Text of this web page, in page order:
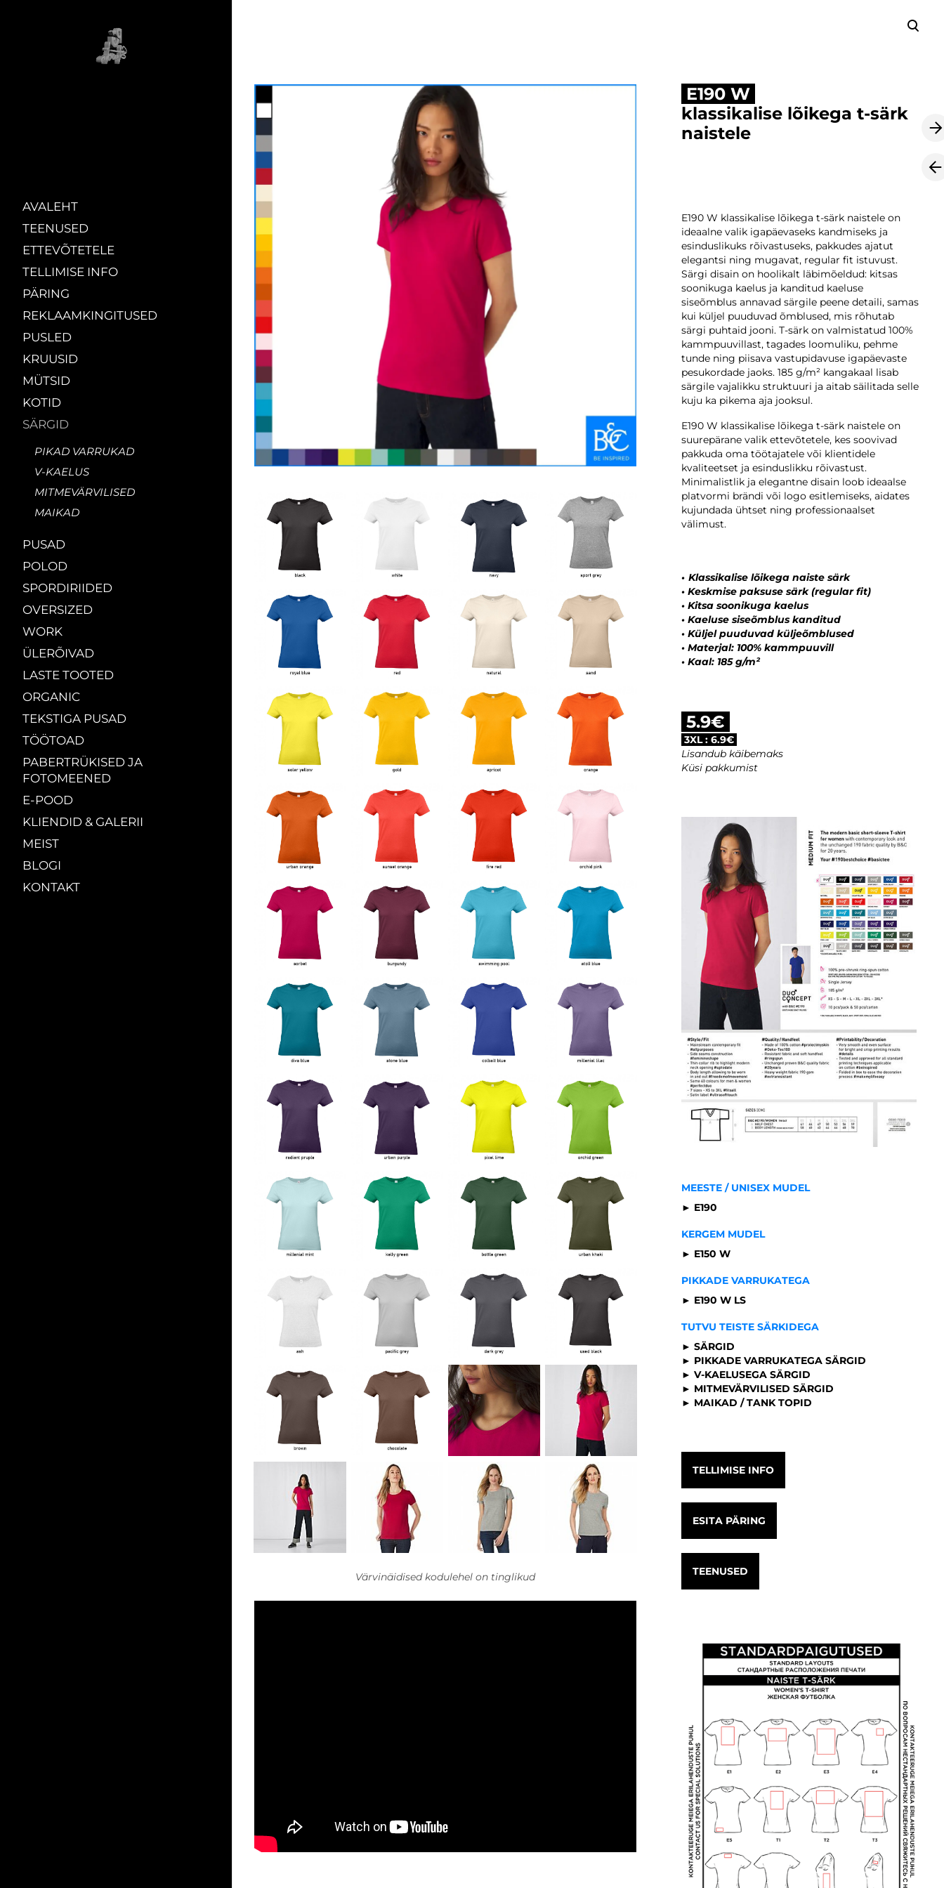
AVALEHT
TEENUSED
ETTEVÕTETELE
TELLIMISE INFO
PÄRING
REKLAAMKINGITUSED
PUSLED
KRUUSID
MÜTSID
KOTID
SÄRGID
PIKAD VARRUKAD
V-KAELUS
MITMEVÄRVILISED
MAIKAD
PUSAD
POLOD
SPORDIRIIDED
OVERSIZED
WORK
ÜLERÕIVAD
LASTE TOOTED
ORGANIC
TEKSTIGA PUSAD
TÖÖTOAD
PABERTRÜKISED JA
FOTOMEENED
E-POOD
KLIENDID & GALERII
MEIST
BLOGI
KONTAKT
Värvinäidised kodulehel on tinglikud
E190 W
klassikalise lõikega t-särk
naistele
E190 W klassikalise lõikega t-särk naistele on
ideaalne valik igapäevaseks kandmiseks ja
esinduslikuks rõivastuseks, pakkudes ajatut
elegantsi ning mugavat, regular fit istuvust.
Särgi disain on hoolikalt läbimõeldud: kitsas
soonikuga kaelus ja kanditud kaeluse
siseõmblus annavad särgile peene detaili, samas
kui küljel puuduvad õmblused, mis rõhutab
särgi puhtaid jooni. T-särk on valmistatud 100%
kammpuuvillast, tagades loomuliku, pehme
tunde ning piisava vastupidavuse igapäevaste
pesukordade jaoks. 185 g/m² kangakaal lisab
särgile vajalikku struktuuri ja aitab säilitada selle
kuju ka pikema aja jooksul.
E190 W klassikalise lõikega t-särk naistele on
suurepärane valik ettevõtetele, kes soovivad
pakkuda oma töötajatele või klientidele
kvaliteetset ja esinduslikku rõivastust.
Minimalistlik ja elegantne disain loob ideaalse
platvormi brändi või logo esitlemiseks, aidates
kujundada ühtset ning professionaalset
välimust.
• Klassikalise lõikega naiste särk
• Keskmise paksuse särk (regular fit)
• Kitsa soonikuga kaelus
• Kaeluse siseõmblus kanditud
• Küljel puuduvad küljeõmblused
• Materjal: 100% kammpuuvill
• Kaal: 185 g/m²
5.9€
3XL : 6.9€
Lisandub käibemaks
Küsi pakkumist
MEESTE / UNISEX MUDEL
► E190
KERGEM MUDEL
► E150 W
PIKKADE VARRUKATEGA
► E190 W LS
TUTVU TEISTE SÄRKIDEGA
► SÄRGID
► PIKKADE VARRUKATEGA SÄRGID
► V-KAELUSEGA SÄRGID
► MITMEVÄRVILISED SÄRGID
► MAIKAD / TANK TOPID
TELLIMISE INFO
ESITA PÄRING
TEENUSED